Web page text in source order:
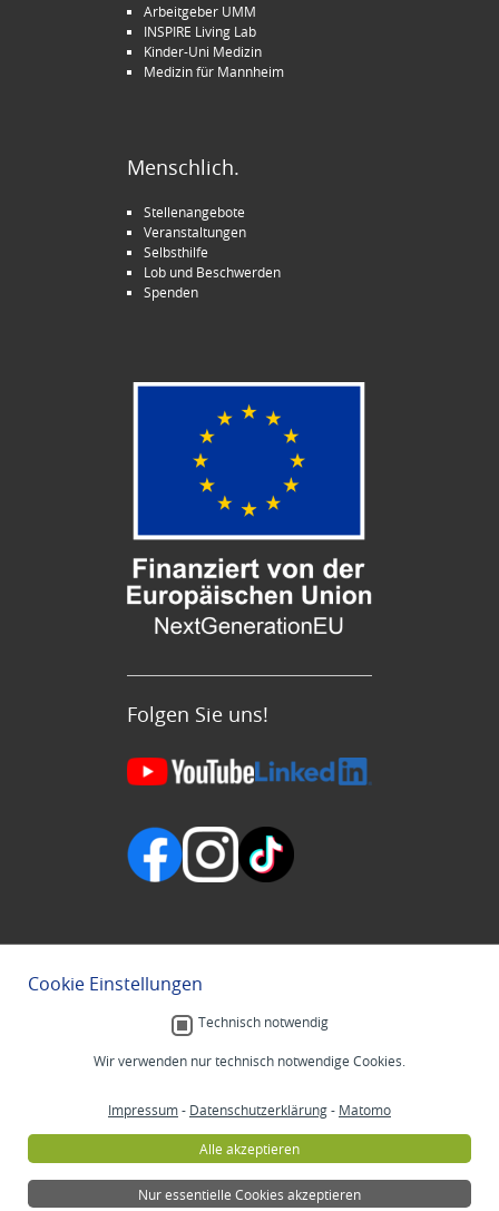
Arbeitgeber UMM
INSPIRE Living Lab
Kinder-Uni Medizin
Medizin für Mannheim
Menschlich.
Stellenangebote
Veranstaltungen
Selbsthilfe
Lob und Beschwerden
Spenden
Folgen Sie uns!
Cookie Einstellungen
Technisch notwendig
Wir verwenden nur technisch notwendige Cookies.
Impressum- Datenschutzerklärung- Matomo
Alle akzeptieren
Nur essentielle Cookies akzeptieren